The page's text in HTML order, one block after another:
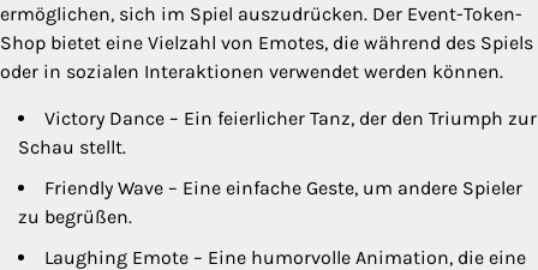
ermöglichen, sich im Spiel auszudrücken. Der Event-Token-
Shop bietet eine Vielzahl von Emotes, die während des Spiels
oder in sozialen Interaktionen verwendet werden können.
Victory Dance – Ein feierlicher Tanz, der den Triumph zur
Schau stellt.
Friendly Wave – Eine einfache Geste, um andere Spieler
zu begrüßen.
Laughing Emote – Eine humorvolle Animation, die eine